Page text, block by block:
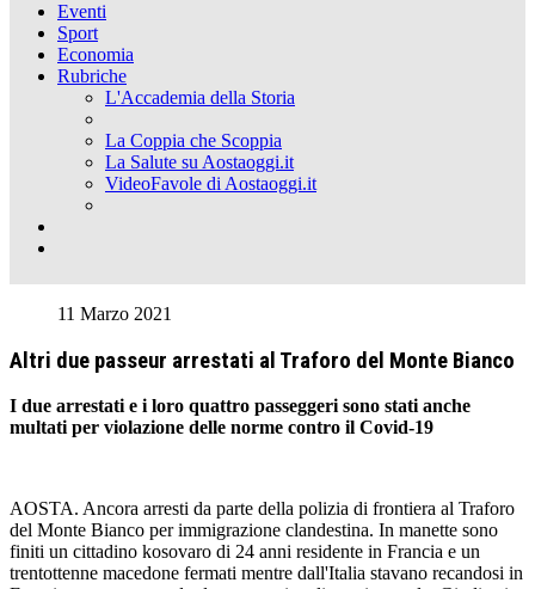
Eventi
Sport
Economia
Rubriche
L'Accademia della Storia
La Coppia che Scoppia
La Salute su Aostaoggi.it
VideoFavole di Aostaoggi.it
11 Marzo 2021
Altri due passeur arrestati al Traforo del Monte Bianco
I due arrestati e i loro quattro passeggeri sono stati anche
multati per violazione delle norme contro il Covid-19
AOSTA. Ancora arresti da parte della polizia di frontiera al Traforo
del Monte Bianco per immigrazione clandestina. In manette sono
finiti un cittadino kosovaro di 24 anni residente in Francia e un
trentottenne macedone fermati mentre dall'Italia stavano recandosi in